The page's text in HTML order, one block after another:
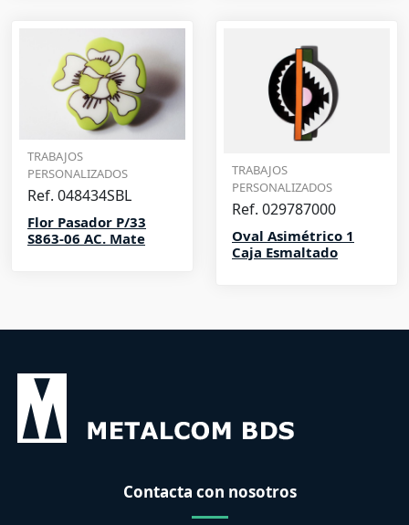
TRABAJOS
PERSONALIZADOS
Ref. 048434SBL
Flor Pasador P/33
S863-06 AC. Mate
TRABAJOS
PERSONALIZADOS
Ref. 029787000
Oval Asimétrico 1
Caja Esmaltado
Contacta con nosotros